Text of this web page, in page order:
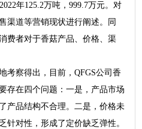
年125.2万吨，999.7万元。对
渠道等营销现状进行阐述。同
费者对于香菇产品、价格、渠
考察得出，目前，QFGS公司香
存在四个问题：一是，产品市场
产品结构不合理。二是，价格未
针对性，形成了定价缺乏弹性。